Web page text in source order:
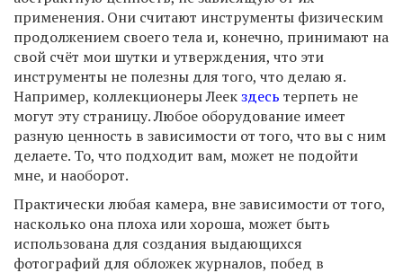
применения. Они считают инструменты физическим
продолжением своего тела и, конечно, принимают на
свой счёт мои шутки и утверждения, что эти
инструменты не полезны для того, что делаю я.
Например, коллекционеры Леекздесь терпеть не
могут эту страницу. Любое оборудование имеет
разную ценность в зависимости от того, что вы с ним
делаете. То, что подходит вам, может не подойти
мне, и наоборот.
Практически любая камера, вне зависимости от того,
насколько она плоха или хороша, может быть
использована для создания выдающихся
фотографий для обложек журналов, побед в